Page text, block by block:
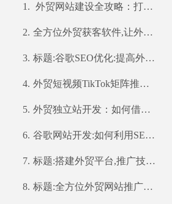
1. 外贸网站建设全攻略：打造国际化平台，赢在起点
2. 全方位外贸获客软件,让外贸业务更轻松
3. 标题:谷歌SEO优化:提高外贸企业全球曝光率
4. 外贸短视频TikTok矩阵推广：如何利用TikTok扩大国际市场
5. 外贸独立站开发：如何借助公司优势打造高效营销渠道
6. 谷歌网站开发:如何利用SEO优化提高网站流量和转化率
7. 标题:搭建外贸平台,推广技巧不容错过
8. 标题:全方位外贸网站推广策略,提高你的网站曝光率